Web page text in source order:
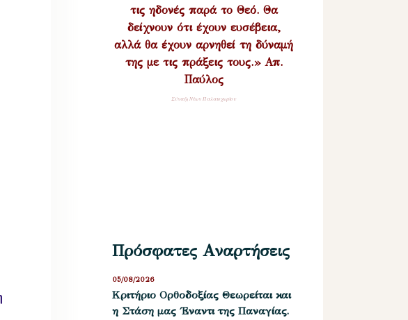
τις ηδονές παρά το Θεό. Θα
δείχνουν ότι έχουν ευσέβεια,
αλλά θα έχουν αρνηθεί τη δύναμή
της με τις πράξεις τους.» Απ.
Παύλος
Σύναξη Νέων Παλαιοχωρίου
Πρόσφατες Αναρτήσεις
Kριτήριο Oρθοδοξίας Θεωρείται και
η Στάση μας ΄Εναντι της Παναγίας.
05/08/2026